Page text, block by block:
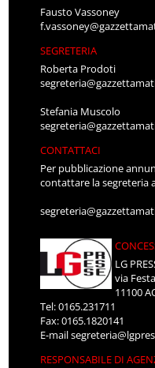
Fausto Vassoney
SEGRETERIA
Roberta Prodoti
Stefania Muscolo
CONTATTACI
Per pubblicazione
contattare la segreteria
LG
via
11100
Tel: 0165.231711
Fax: 0165.1820141
E-mail
RESPONSABILE DI